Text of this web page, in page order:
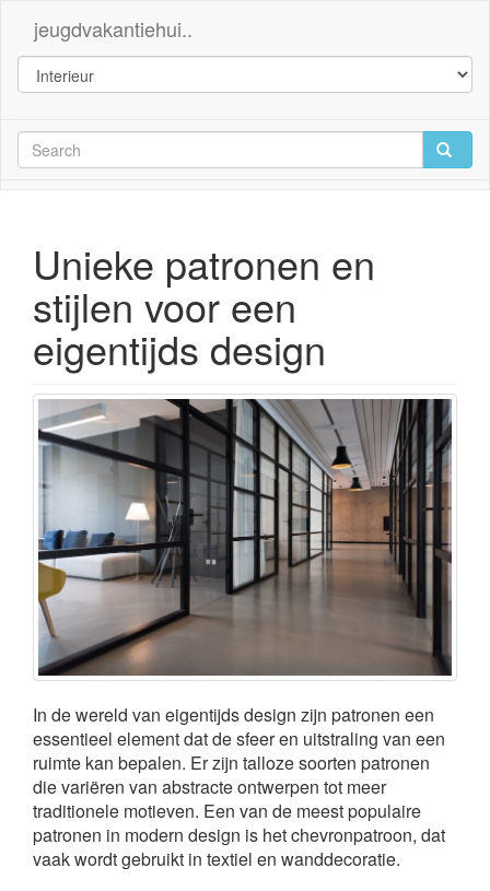
jeugdvakantiehui..
Unieke patronen en
stijlen voor een
eigentijds design
In de wereld van eigentijds design zijn patronen een
essentieel element dat de sfeer en uitstraling van een
ruimte kan bepalen. Er zijn talloze soorten patronen
die variëren van abstracte ontwerpen tot meer
traditionele motieven. Een van de meest populaire
patronen in modern design is het chevronpatroon, dat
vaak wordt gebruikt in textiel en wanddecoratie.